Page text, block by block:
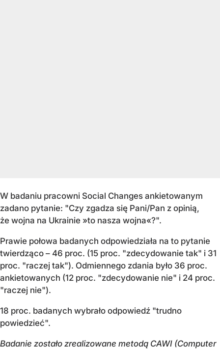
W badaniu pracowni Social Changes ankietowanym
zadano pytanie: "Czy zgadza się Pani/Pan z opinią,
że wojna na Ukrainie »to nasza wojna«?".
Prawie połowa badanych odpowiedziała na to pytanie
twierdząco – 46 proc. (15 proc. "zdecydowanie tak" i 31
proc. "raczej tak"). Odmiennego zdania było 36 proc.
ankietowanych (12 proc. "zdecydowanie nie" i 24 proc.
"raczej nie").
18 proc. badanych wybrało odpowiedź "trudno
powiedzieć".
Badanie zostało zrealizowane metodą CAWI (Computer